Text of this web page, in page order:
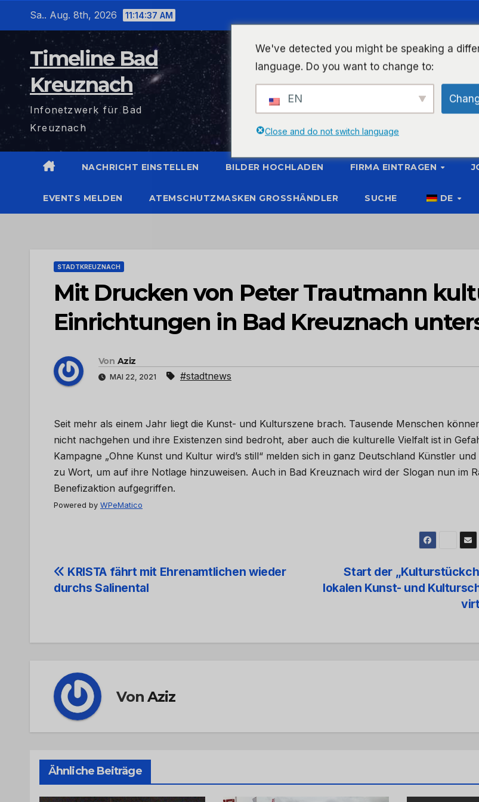
Sa.. Aug. 8th, 2026 11:14:38 AM
Timeline Bad
Kreuznach
Infonetzwerk für Bad
Kreuznach
NACHRICHT EINSTELLEN BILDER HOCHLADEN FIRMA EINTRAGEN
EVENTS MELDEN ATEMSCHUTZMASKEN GROSSHÄNDLER SUCHE DE
STADTKREUZNACH
Mit Drucken von Peter Trautmann
Einrichtungen in Bad Kreuznach
Von Aziz
MAI 22, 2021 #stadtnews
Seit mehr als einem Jahr liegt die Kunst- und Kulturszene brach. Tausende Menschen
nicht nachgehen und ihre Existenzen sind bedroht, aber auch die kulturelle Vielfalt ist in
Kampagne „Ohne Kunst und Kultur wird’s still“ melden sich in ganz Deutschland Künstler
zu Wort, um auf ihre Notlage hinzuweisen. Auch in Bad Kreuznach wird der Slogan nun im
Benefizaktion aufgegriffen.
Powered by WPeMatico
Beitrags-
Start der
lokalen Kunst- und
KRISTA fährt mit Ehrenamtlichen wieder
durchs Salinental
VonAziz
Ähnliche Beiträge
We've detected you might be speaking a
language. Do you want to change to:
EN
Close and do not switch language